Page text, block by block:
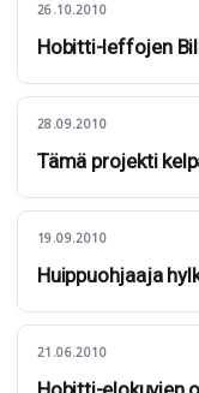
26.10.2010
Hobitti-leffojen
28.09.2010
Tämä projekti
19.09.2010
Huippuohjaaja
21.06.2010